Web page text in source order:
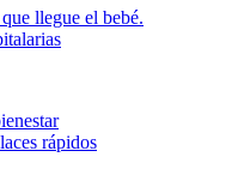
llegue el bebé.
rápidos